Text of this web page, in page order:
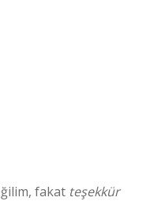
fakat teşekkür